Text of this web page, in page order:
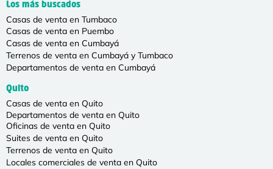
Los más buscados
Casas de venta en Tumbaco
Casas de venta en Puembo
Casas de venta en Cumbayá
Terrenos de venta en Cumbayá y Tumbaco
Departamentos de venta en Cumbayá
Quito
Casas de venta en Quito
Departamentos de venta en Quito
Oficinas de venta en Quito
Suites de venta en Quito
Terrenos de venta en Quito
Locales comerciales de venta en Quito